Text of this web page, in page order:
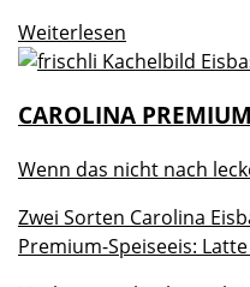
Weiterlesen
CAROLINA
Wenn das nicht nach
Zwei Sorten Carolina
Premium-Speiseeis: